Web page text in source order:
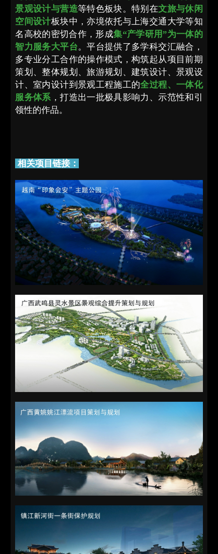
景观设计与营造等特色板块。特别在文旅与休闲
空间设计板块中，亦境依托与上海交通大学等知
名高校的密切合作，形成集“产学研用”为一体的
智力服务大平台。平台提供了多学科交汇融合，
多专业分工合作的操作模式，构筑起从项目前期
策划、整体规划、旅游规划、建筑设计、景观设
计、室内设计到景观工程施工的全过程、一体化
服务体系 ，打造出一批极具影响力、示范性和引
领性的作品。
相关项目链接：